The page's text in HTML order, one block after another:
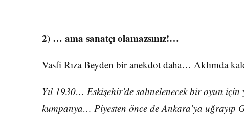
2) … ama sanatçı olamazsınız!…
Vasfi Rıza Beyden bir anekdot daha… Aklımda
Yıl 1930… Eskişehir’de sahnelenecek bir oyun
kumpanya… Piyesten önce de Ankara’ya uğrayıp